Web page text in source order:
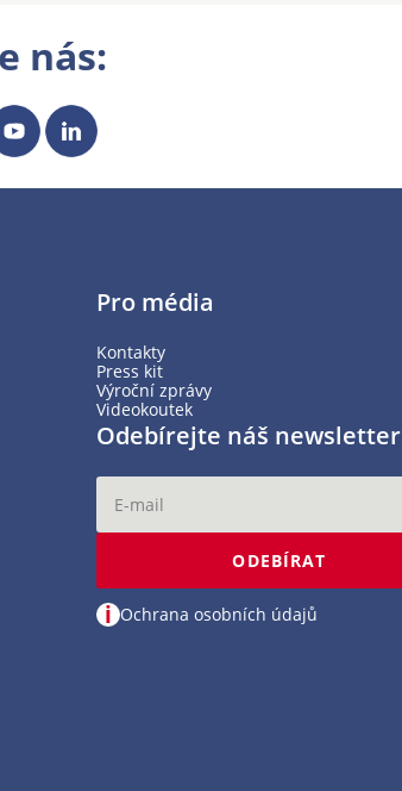
nás:
Pro média
Kontakty
Press kit
Výroční zprávy
Videokoutek
Odebírejte náš newsletter
ODEBÍRAT
i Ochrana osobních údajů